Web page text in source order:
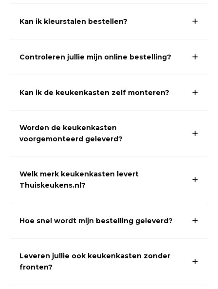
Kan ik kleurstalen bestellen?
Controleren jullie mijn online bestelling?
Kan ik de keukenkasten zelf monteren?
Worden de keukenkasten
voorgemonteerd geleverd?
Welk merk keukenkasten levert
Thuiskeukens.nl?
Hoe snel wordt mijn bestelling geleverd?
Leveren jullie ook keukenkasten zonder
fronten?